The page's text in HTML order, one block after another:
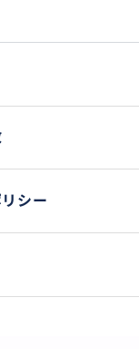
シー